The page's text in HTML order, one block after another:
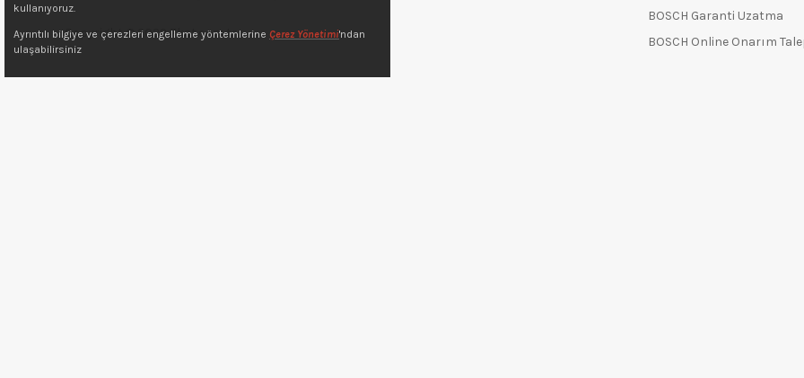
Copyright © 2022 7kat.com.tr
BOSCH Garanti Uzatma
BOSCH Online Onarım
kullanıyoruz.
Ayrıntılı bilgiye ve çerezleri engelleme yöntemlerine Çerez Yönetimi'ndan
ulaşabilirsiniz